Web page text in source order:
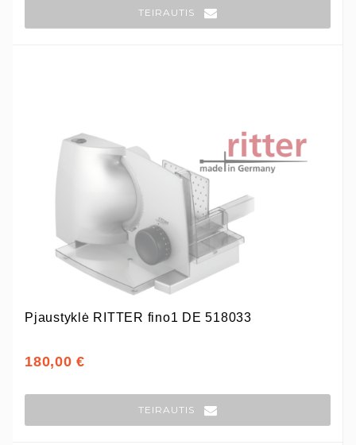
TEIRAUTIS
Pjaustyklė RITTER fino1 DE 518033
180,00 €
TEIRAUTIS